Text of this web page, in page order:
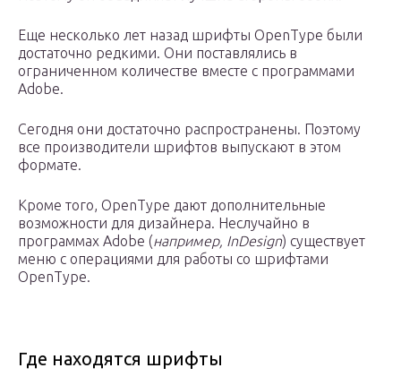
Еще несколько лет назад шрифты OpenType были
достаточно редкими. Они поставлялись в
ограниченном количестве вместе с программами
Adobe.
Сегодня они достаточно распространены. Поэтому
все производители шрифтов выпускают в этом
формате.
Кроме того, OpenType дают дополнительные
возможности для дизайнера. Неслучайно в
программах Adobe (например, InDesign) существует
меню с операциями для работы со шрифтами
OpenType.
Где находятся шрифты